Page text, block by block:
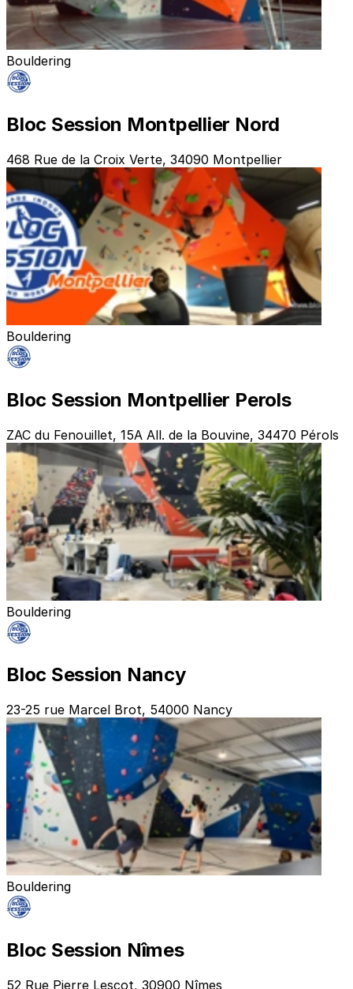
Bouldering
Bloc Session Montpellier Nord
468 Rue de la Croix Verte, 34090 Montpellier
Bouldering
Bloc Session Montpellier Perols
ZAC du Fenouillet, 15A All. de la Bouvine, 34470 Pérols
Bouldering
Bloc Session Nancy
23-25 rue Marcel Brot, 54000 Nancy
Bouldering
Bloc Session Nîmes
52 Rue Pierre Lescot, 30900 Nîmes